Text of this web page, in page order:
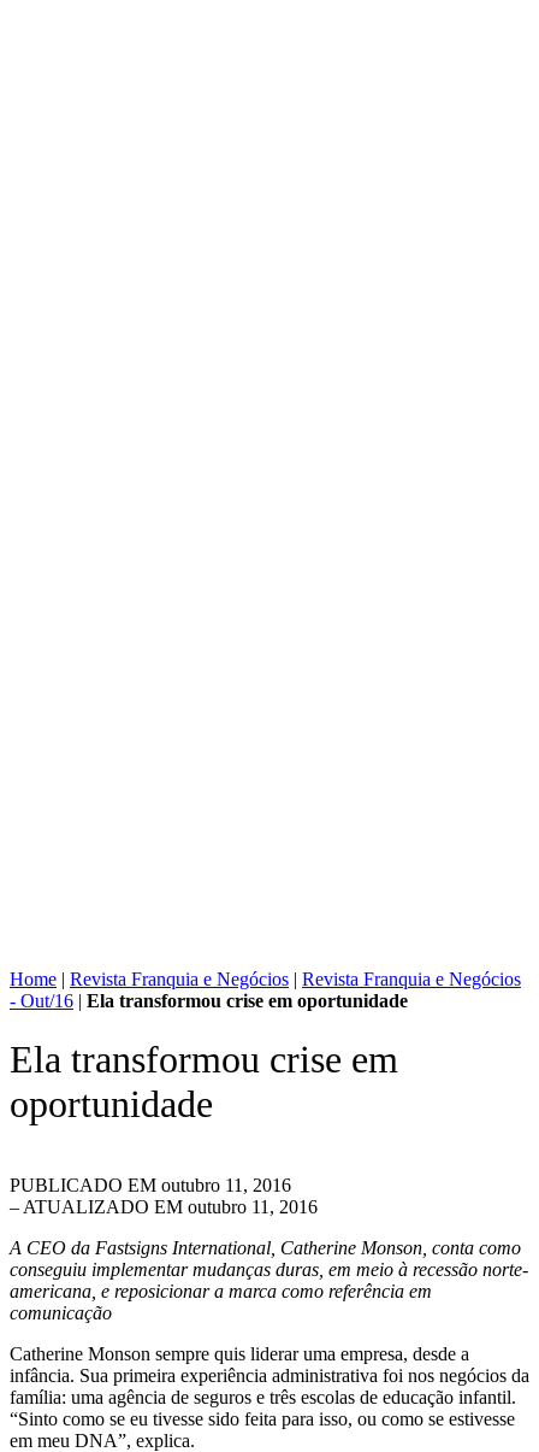
Home | Revista Franquia e Negócios | Revista Franquia e Negócios
- Out/16 | Ela transformou crise em oportunidade
Ela transformou crise em
oportunidade
PUBLICADO EM outubro 11, 2016
– ATUALIZADO EM outubro 11, 2016
A CEO da Fastsigns International, Catherine Monson, conta como
conseguiu implementar mudanças duras, em meio à recessão norte-
americana, e reposicionar a marca como referência em
comunicação
Catherine Monson sempre quis liderar uma empresa, desde a
infância. Sua primeira experiência administrativa foi nos negócios da
família: uma agência de seguros e três escolas de educação infantil.
“Sinto como se eu tivesse sido feita para isso, ou como se estivesse
em meu DNA”, explica.